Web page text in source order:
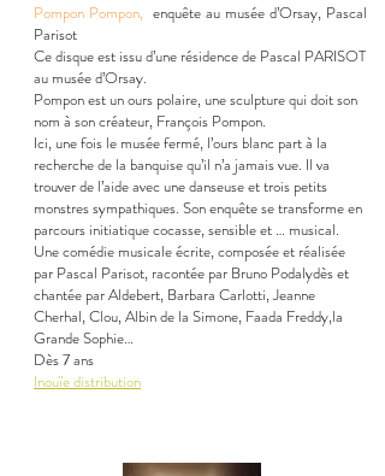
Pompon Pompon, enquête au musée d’Orsay, Pascal
Parisot
Ce disque est issu d’une résidence de Pascal PARISOT
au musée d’Orsay.
Pompon est un ours polaire, une sculpture qui doit son
nom à son créateur, François Pompon.
Ici, une fois le musée fermé, l’ours blanc part à la
recherche de la banquise qu’il n’a jamais vue. Il va
trouver de l’aide avec une danseuse et trois petits
monstres sympathiques. Son enquête se transforme en
parcours initiatique cocasse, sensible et … musical.
Une comédie musicale écrite, composée et réalisée
par Pascal Parisot, racontée par Bruno Podalydès et
chantée par Aldebert, Barbara Carlotti, Jeanne
Cherhal, Clou, Albin de la Simone, Faada Freddy,la
Grande Sophie…
Dès 7 ans
Inouïe distribution